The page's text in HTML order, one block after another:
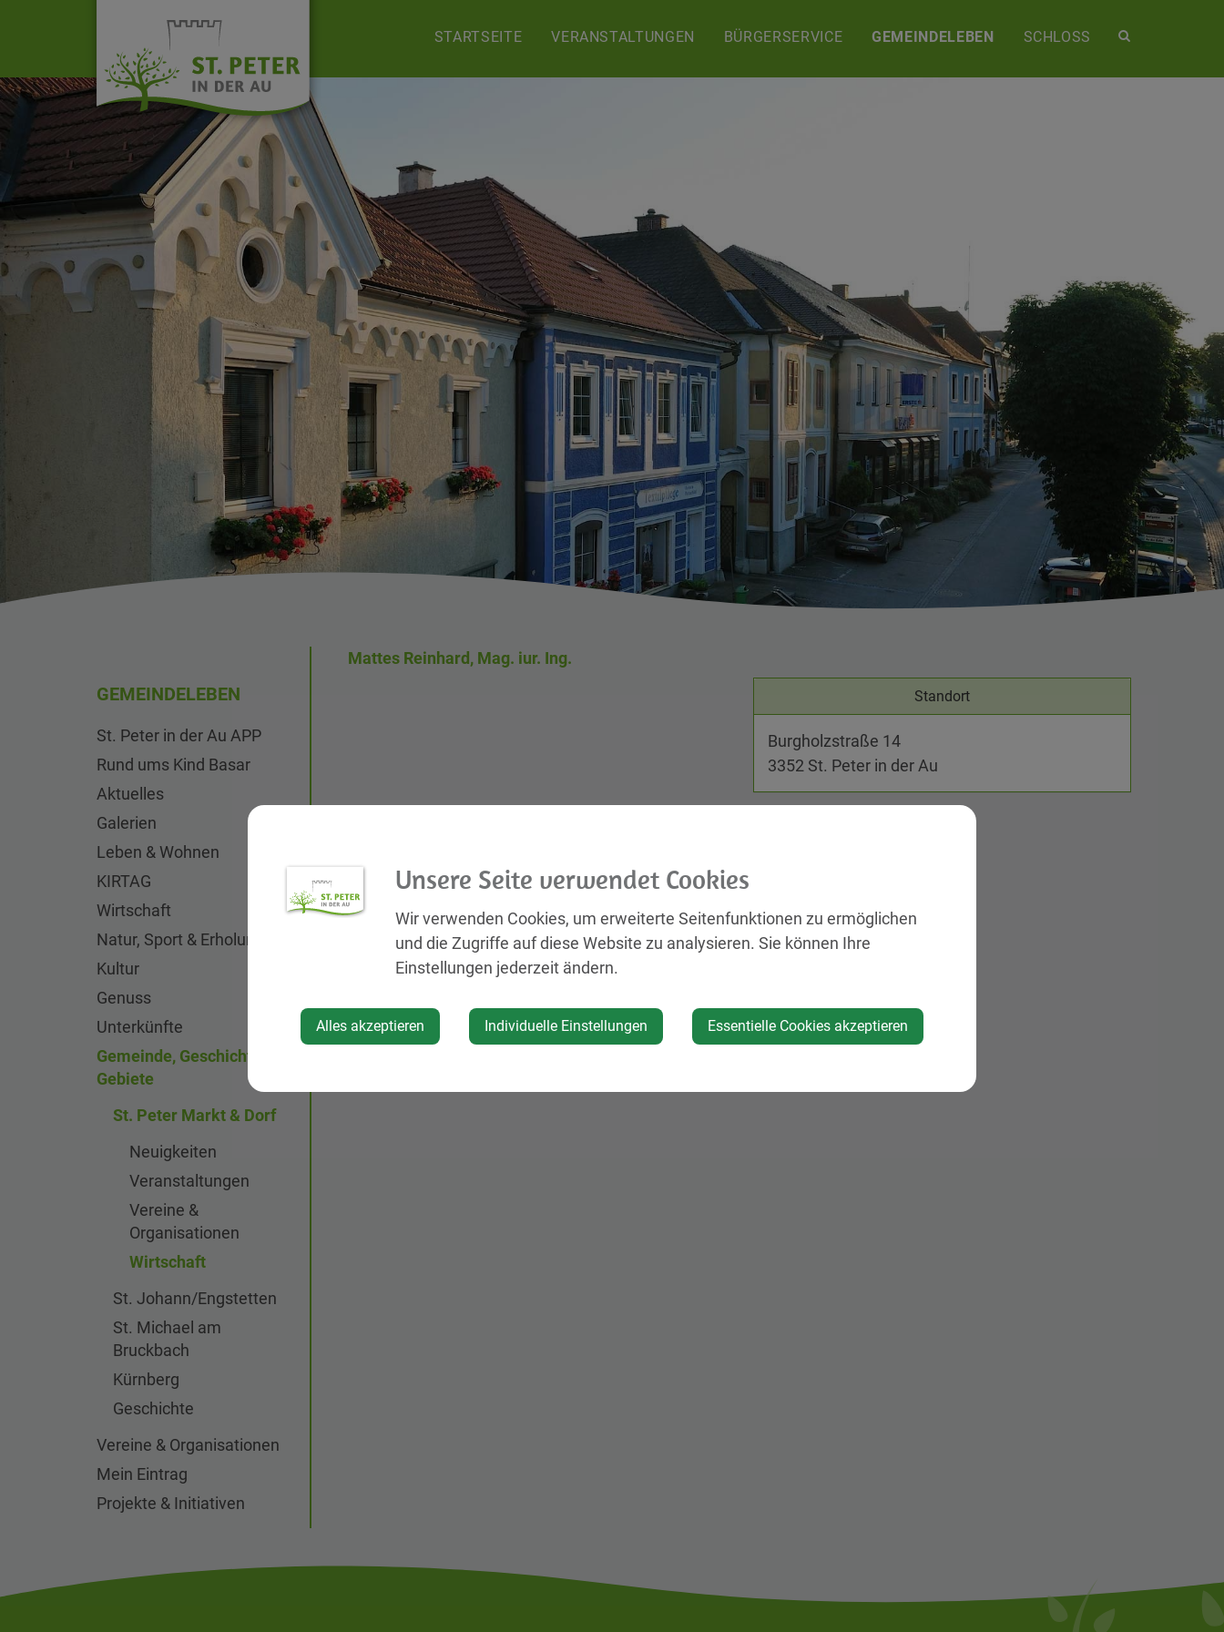
Site
STARTSEITE VERANSTALTUNGEN BÜRGERSERVICE GEMEINDELEBEN SCHLOSS
Mattes Reinhard, Mag. iur. Ing.
Standort
Burgholzstraße 14
3352 St. Peter in der Au
GEMEINDELEBEN
St. Peter in der Au APP
Rund ums Kind Basar
Aktuelles
Galerien
Leben & Wohnen
KIRTAG
Wirtschaft
Natur, Sport & Erholung
Kultur
Genuss
Unterkünfte
Gemeinde, Geschichte,
Gebiete
St. Peter Markt & Dorf
Neuigkeiten
Veranstaltungen
Vereine &
Organisationen
Wirtschaft
St. Johann/Engstetten
St. Michael am
Bruckbach
Kürnberg
Geschichte
Vereine & Organisationen
Mein Eintrag
Projekte & Initiativen
Unsere Seite verwendet Cookies
Wir verwenden Cookies, um erweiterte Seitenfunktionen zu ermöglichen
und die Zugriffe auf diese Website zu analysieren. Sie können Ihre
Einstellungen jederzeit ändern.
Alles akzeptieren Individuelle Einstellungen Essentielle Cookies akzeptieren